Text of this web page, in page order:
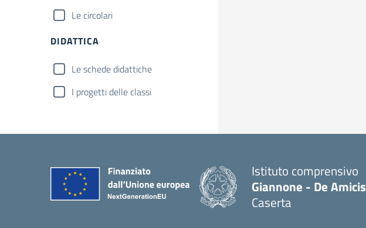
Le circolari
DIDATTICA
Le schede didattiche
I progetti delle classi
Istituto comprensivo
Giannone - De Amicis
Caserta